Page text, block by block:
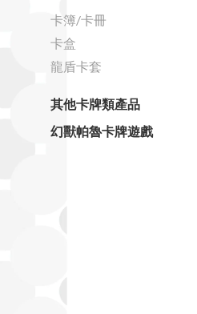
卡簿/卡冊
卡盒
龍盾卡套
其他卡牌類產品
幻獸帕魯卡牌遊戲